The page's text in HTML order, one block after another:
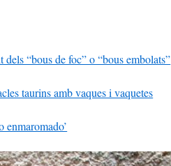
“bous de foc” o “bous embolats”
taurins amb vaques i vaquetes
enmaromado’